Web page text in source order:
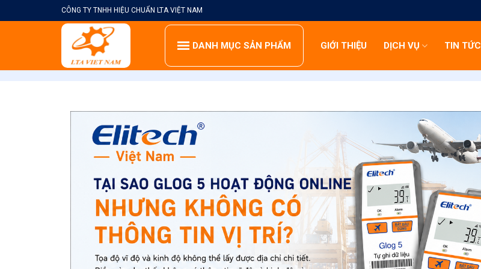
to
CÔNG TY TNHH HIỆU CHUẨN LTA VIỆT NAM
DANH MỤC SẢN PHẨM GIỚI THIỆU DỊCH VỤ TIN TỨC